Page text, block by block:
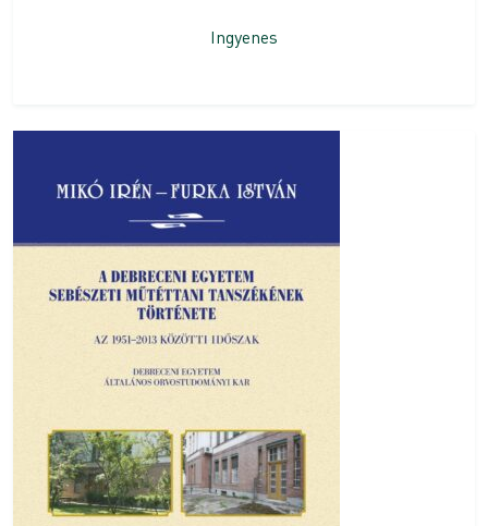
Ingyenes